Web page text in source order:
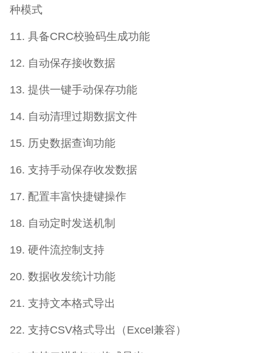
种模式
11. 具备CRC校验码生成功能
12. 自动保存接收数据
13. 提供一键手动保存功能
14. 自动清理过期数据文件
15. 历史数据查询功能
16. 支持手动保存收发数据
17. 配置丰富快捷键操作
18. 自动定时发送机制
19. 硬件流控制支持
20. 数据收发统计功能
21. 支持文本格式导出
22. 支持CSV格式导出（Excel兼容）